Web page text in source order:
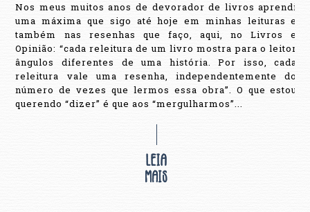
Nos meus muitos anos de devorador de livros aprendi
uma máxima que sigo até hoje em minhas leituras e
também nas resenhas que faço, aqui, no Livros e
Opinião: “cada releitura de um livro mostra para o leitor
ângulos diferentes de uma história. Por isso, cada
releitura vale uma resenha, independentemente do
número de vezes que lermos essa obra”. O que estou
querendo “dizer” é que aos “mergulharmos”...